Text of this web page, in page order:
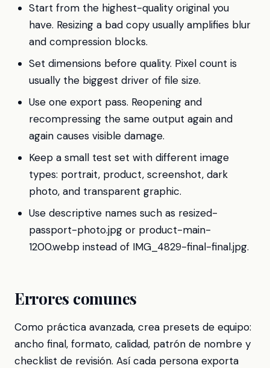
Start from the highest-quality original you
have. Resizing a bad copy usually amplifies blur
and compression blocks.
Set dimensions before quality. Pixel count is
usually the biggest driver of file size.
Use one export pass. Reopening and
recompressing the same output again and
again causes visible damage.
Keep a small test set with different image
types: portrait, product, screenshot, dark
photo, and transparent graphic.
Use descriptive names such as resized-
passport-photo.jpg or product-main-
1200.webp instead of IMG_4829-final-final.jpg.
Errores comunes
Como práctica avanzada, crea presets de equipo:
ancho final, formato, calidad, patrón de nombre y
checklist de revisión. Así cada persona exporta